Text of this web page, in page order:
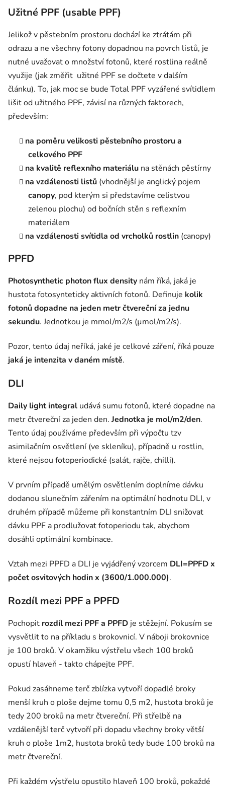
Užitné PPF (usable PPF)
Jelikož v pěstebním prostoru dochází ke ztrátám při
odrazu a ne všechny fotony dopadnou na povrch listů, je
nutné uvažovat o množství fotonů, které rostlina reálně
využije (jak změřit užitné PPF se dočtete v dalším
článku). To, jak moc se bude Total PPF vyzářené svítidlem
lišit od užitného PPF, závisí na různých faktorech,
především:
na poměru velikosti pěstebního prostoru a
celkového PPF
na kvalitě reflexního materiálu na stěnách pěstírny
na vzdálenosti listů (vhodnější je anglický pojem
canopy, pod kterým si představíme celistvou
zelenou plochu) od bočních stěn s reflexním
materiálem
na vzdálenosti svítidla od vrcholků rostlin (canopy)
PPFD
Photosynthetic photon flux density nám říká, jaká je
hustota fotosynteticky aktivních fotonů. Definuje kolik
fotonů dopadne na jeden metr čtvereční za jednu
sekundu. Jednotkou je mmol/m2/s (µmol/m2/s).
Pozor, tento údaj neříká, jaké je celkové záření, říká pouze
jaká je intenzita v daném místě.
DLI
Daily light integral udává sumu fotonů, které dopadne na
metr čtvereční za jeden den. Jednotka je mol/m2/den.
Tento údaj používáme především při výpočtu tzv
asimilačním osvětlení (ve skleníku), případně u rostlin,
které nejsou fotoperiodické (salát, rajče, chilli).
V prvním případě umělým osvětlením doplníme dávku
dodanou slunečním zářením na optimální hodnotu DLI, v
druhém případě můžeme při konstantním DLI snižovat
dávku PPF a prodlužovat fotoperiodu tak, abychom
dosáhli optimální kombinace.
Vztah mezi PPFD a DLI je vyjádřený vzorcem DLI=PPFD x
počet osvitových hodin x (3600/1.000.000).
Rozdíl mezi PPF a PPFD
Pochopit rozdíl mezi PPF a PPFD je stěžejní. Pokusím se
vysvětlit to na příkladu s brokovnicí. V náboji brokovnice
je 100 broků. V okamžiku výstřelu všech 100 broků
opustí hlaveň - takto chápejte PPF.
Pokud zasáhneme terč zblízka vytvoří dopadlé broky
menší kruh o ploše dejme tomu 0,5 m2, hustota broků je
tedy 200 broků na metr čtvereční. Při střelbě na
vzdálenější terč vytvoří při dopadu všechny broky větší
kruh o ploše 1m2, hustota broků tedy bude 100 broků na
metr čtvereční.
Při každém výstřelu opustilo hlaveň 100 broků, pokaždé